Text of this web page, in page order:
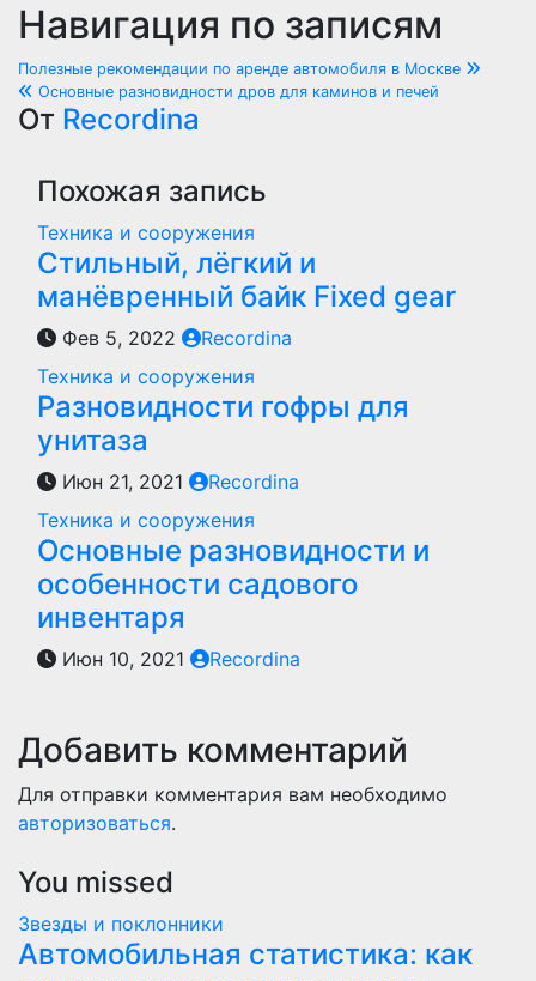
Навигация по записям
Полезные рекомендации по аренде автомобиля в Москве
Основные разновидности дров для каминов и печей
От Recordina
Похожая запись
Техника и сооружения
Стильный, лёгкий и
манёвренный байк Fixed gear
Фев 5, 2022
Recordina
Техника и сооружения
Разновидности гофры для
унитаза
Июн 21, 2021
Recordina
Техника и сооружения
Основные разновидности и
особенности садового
инвентаря
Июн 10, 2021 Recordina
Добавить комментарий
Для отправки комментария вам необходимо
авторизоваться.
You missed
Звезды и поклонники
Автомобильная статистика: как